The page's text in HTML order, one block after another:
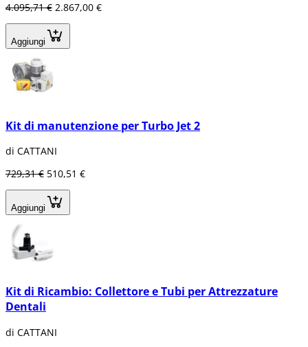
4.095,71 € 2.867,00 €
Aggiungi
Kit di manutenzione per Turbo Jet 2
di CATTANI
729,31 € 510,51 €
Aggiungi
Kit di Ricambio: Collettore e Tubi per Attrezzature
Dentali
di CATTANI